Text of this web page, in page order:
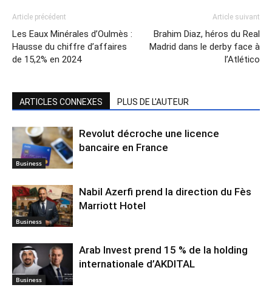
Article précédent
Les Eaux Minérales d’Oulmès :
Hausse du chiffre d’affaires
de 15,2% en 2024
Article suivant
Brahim Diaz, héros du Real
Madrid dans le derby face à
l’Atlético
ARTICLES CONNEXES PLUS DE L'AUTEUR
Business
Revolut décroche une licence
bancaire en France
Business
Nabil Azerfi prend la direction du Fès
Marriott Hotel
Business
Arab Invest prend 15 % de la holding
internationale d’AKDITAL